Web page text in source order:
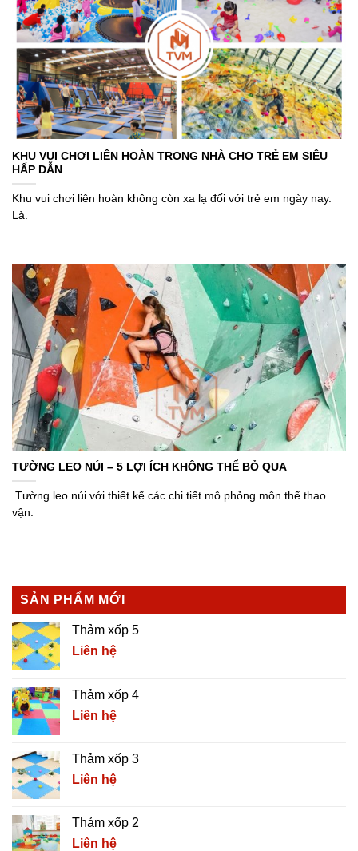
SẢN PHẨM MỚI
Thảm xốp 5
Liên hệ
Thảm xốp 4
Liên hệ
Thảm xốp 3
Liên hệ
Thảm xốp 2
Liên hệ
KHU VUI CHƠI LIÊN HOÀN TRONG NHÀ CHO TRẺ EM SIÊU
HẤP DẪN
Khu vui chơi liên hoàn không còn xa lạ đối với trẻ em ngày nay.
Là.
TƯỜNG LEO NÚI – 5 LỢI ÍCH KHÔNG THỂ BỎ QUA
Tường leo núi với thiết kế các chi tiết mô phỏng môn thể thao
vận.